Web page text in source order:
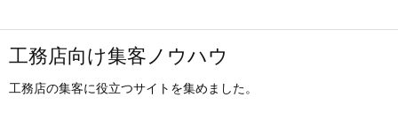
工務店向け集客ノウハウ
工務店の集客に役立つサイトを集めました。